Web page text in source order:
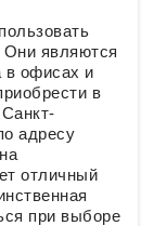
Они являются
в офисах и
в
адресу
отличный
при выборе